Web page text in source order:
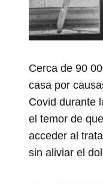
Cerca de 90
casa por
Covid durante
el temor de
acceder al
sin aliviar el